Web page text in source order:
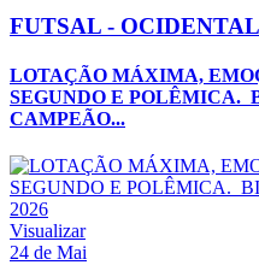
FUTSAL - OCIDENTAL
LOTAÇÃO MÁXIMA,
SEGUNDO E POLÊMICA.
CAMPEÃO...
Visualizar
24 de Mai